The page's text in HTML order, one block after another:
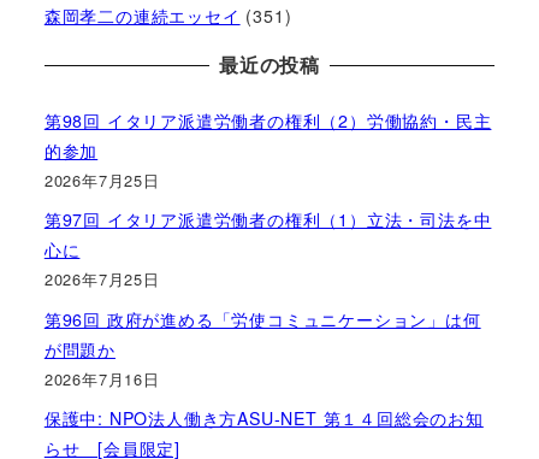
森岡孝二の連続エッセイ (351)
最近の投稿
第98回 イタリア派遣労働者の権利（2）労働協約・民主
的参加
2026年7月25日
第97回 イタリア派遣労働者の権利（1）立法・司法を中
心に
2026年7月25日
第96回 政府が進める「労使コミュニケーション」は何
が問題か
2026年7月16日
保護中: NPO法人働き方ASU-NET 第１４回総会のお知
らせ [会員限定]